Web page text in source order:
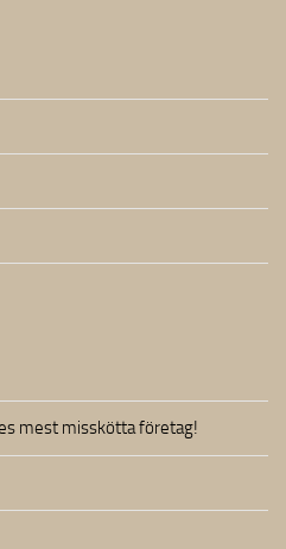
mest misskötta företag!